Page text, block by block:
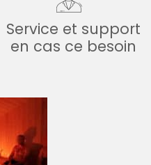
Service et support
en cas ce besoin